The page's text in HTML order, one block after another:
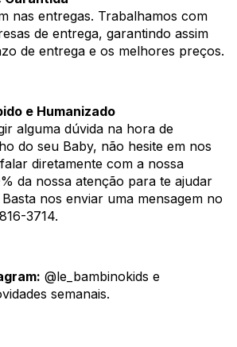
nas entregas. Trabalhamos com
de entrega, garantindo assim
de entrega e os melhores preços.
e Humanizado
alguma dúvida na hora de
do seu Baby, não hesite em nos
diretamente com a nossa
da nossa atenção para te ajudar
nos enviar uma mensagem no
3714.
@le_bambinokids e
semanais.